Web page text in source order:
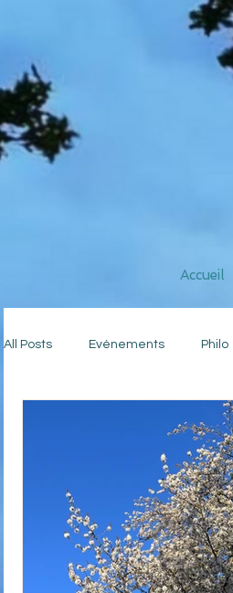
Accueil
All Posts Evénements Philo